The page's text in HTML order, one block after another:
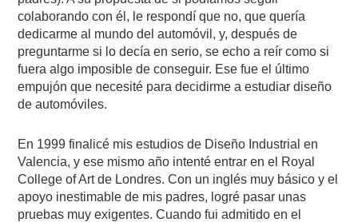
colaborando con él, le respondí que no, que quería
dedicarme al mundo del automóvil, y, después de
preguntarme si lo decía en serio, se echo a reír como si
fuera algo imposible de conseguir. Ese fue el último
empujón que necesité para decidirme a estudiar diseño
de automóviles.
En 1999 finalicé mis estudios de Diseño Industrial en
Valencia, y ese mismo año intenté entrar en el Royal
College of Art de Londres. Con un inglés muy básico y el
apoyo inestimable de mis padres, logré pasar unas
pruebas muy exigentes. Cuando fui admitido en el